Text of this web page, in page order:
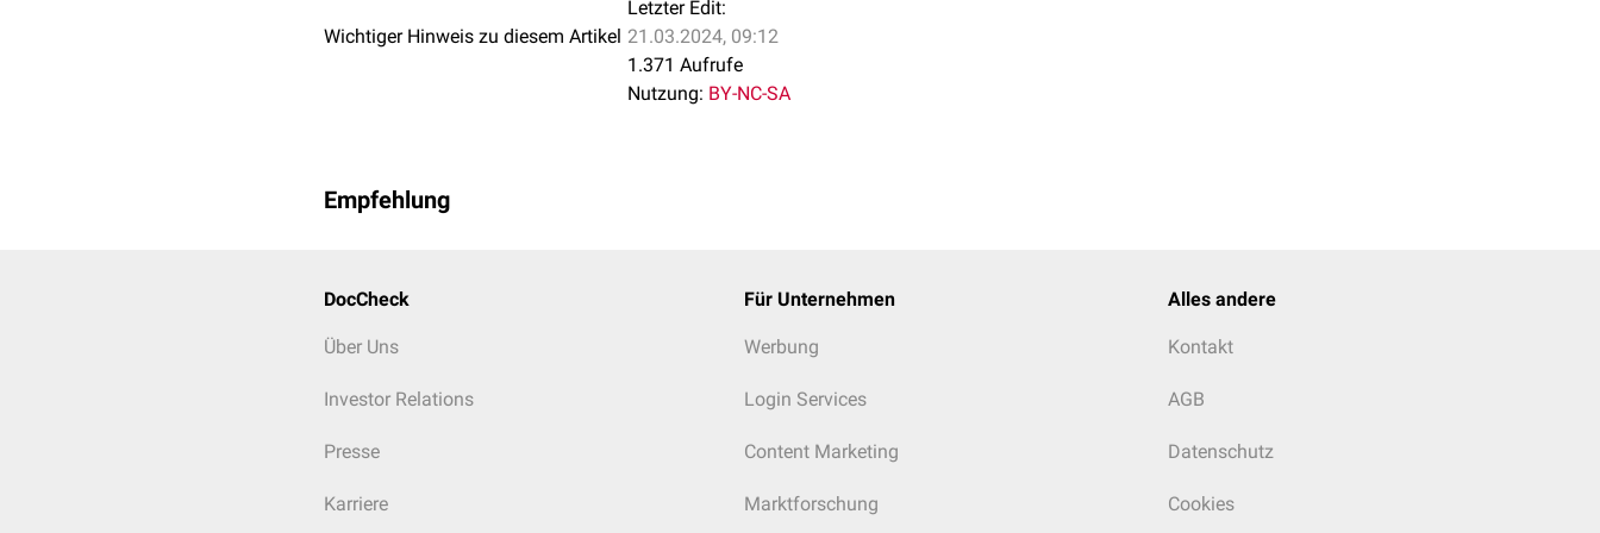
Wichtiger Hinweis zu diesem Artikel
Letzter Edit:
21.03.2024, 09:12
1.371 Aufrufe
Nutzung: BY-NC-SA
Empfehlung
DocCheck
Über Uns
Investor Relations
Presse
Karriere
Für Unternehmen
Werbung
Login Services
Content Marketing
Marktforschung
Alles andere
Kontakt
AGB
Datenschutz
Cookies